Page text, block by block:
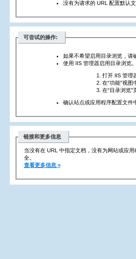
没有为请求的 URL 配置默认
可尝试的操作:
如果不希望启用目录浏览，请
使用 IIS 管理器启用目录浏览。
打开 IIS 管理
在“功能”视图
在“目录浏览”
确认站点或应用程序配置文件
链接和更多信息
当没有在 URL 中指定文档，没有为网站或应
全。
查看更多信息 »